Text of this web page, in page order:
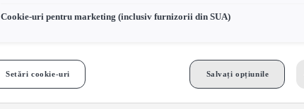
Cookie-uri pentru marketing (inclusiv furnizorii din SUA)
Setări cookie-uri Salvați opțiunile